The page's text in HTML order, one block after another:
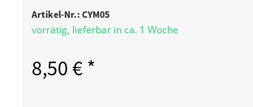
Artikel-Nr.:CYM05
vorrätig, lieferbar in ca. 1 Woche
8,50 € *